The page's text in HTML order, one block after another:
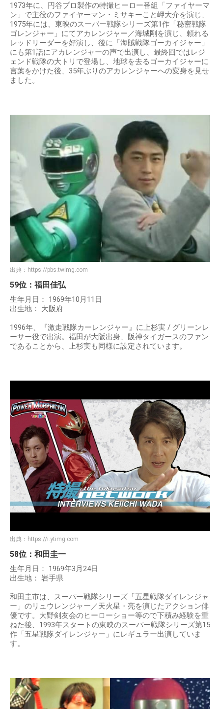
1973年に、円谷プロ製作の特撮ヒーロー番組「ファイヤーマ
ン」で主役のファイヤーマン・ミサキーこと岬大介を演じ、
1975年には、東映のスーパー戦隊シリーズ第1作「秘密戦隊
ゴレンジャー」にてアカレンジャー／海城剛を演じ、頼れる
レッドリーダーを好演し、後に「海賊戦隊ゴーカイジャー」
にも第1話にアカレンジャーの声で出演し、最終回ではレジ
ェンド戦隊の大トリで登場し、地球を去るゴーカイジャーに
言葉をかけた後、35年ぶりのアカレンジャーへの変身を見せ
ました。
出典： https://pbs.twimg.com
59位：福田佳弘
生年月日： 1969年10月11日
出生地： 大阪府
1996年、『激走戦隊カーレンジャー』に上杉実 / グリーンレ
ーサー役で出演。福田が大阪出身、阪神タイガースのファン
であることから、上杉実も同様に設定されています。
出典： https://i.ytimg.com
58位：和田圭一
生年月日： 1969年3月24日
出生地： 岩手県
和田圭市は、スーパー戦隊シリーズ「五星戦隊ダイレンジャ
ー」のリュウレンジャー／天火星・亮を演じたアクション俳
優です。大野剣友会のヒーローショー等ので下積み経験を重
ねた後、1993年スタートの東映のスーパー戦隊シリーズ第15
作「五星戦隊ダイレンジャー」にレギュラー出演していま
す。